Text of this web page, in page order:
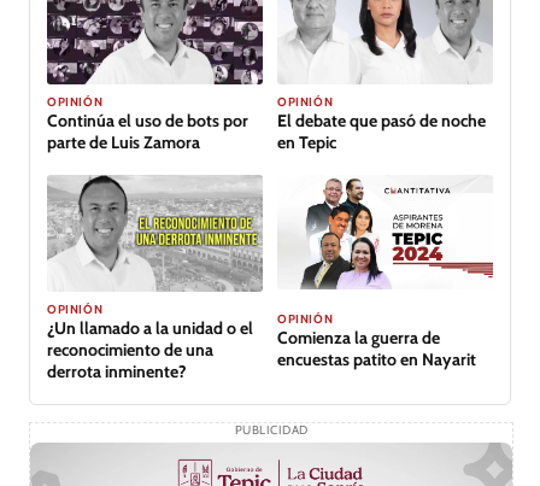
OPINIÓN
Continúa el uso de bots por
parte de Luis Zamora
OPINIÓN
El debate que pasó de noche
en Tepic
OPINIÓN
¿Un llamado a la unidad o el
reconocimiento de una
derrota inminente?
OPINIÓN
Comienza la guerra de
encuestas patito en Nayarit
PUBLICIDAD